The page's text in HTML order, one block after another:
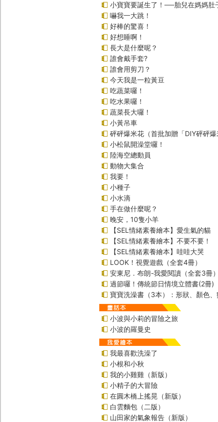
小寶寶要誕生了！──胎兒在媽媽肚
嚇我一大跳！
好棒的驚喜！
好想睡啊！
長大是什麼呢？
誰會戴手套?
誰會用剪刀？
今天我是一粒黃豆
吃蔬菜囉！
吃水果囉！
蔬菜長大囉！
小黃吊車
砰砰爆米花（首批加贈「DIY砰砰
小松鼠開澡堂囉！
陸海空總動員
動物大集合
我要！
小種子
小水滴
手在做什麼呢？
晚安，10隻小羊
【SEL情緒素養繪本】愛生氣的貓
【SEL情緒素養繪本】不要不要！
【SEL情緒素養繪本】哇哇大哭
LOOK！視覺遊戲（全套4冊）
安東尼．布朗-我愛閱讀（全套3冊
過節囉！傳統節日情境立體書(2冊)
寶寶洗澡書（3本）：形狀、顏色、
小波與小莉的冒險之旅
小波的羅曼史
我最喜歡洗澡了
小根和小秋
我的小雞雞（新版）
小精子的大冒險
在圓木橋上搖晃（新版）
白雲麵包（二版）
山田家的氣象報告（新版）